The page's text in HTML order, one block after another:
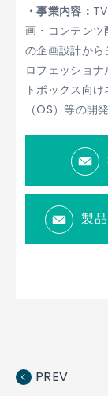
・事業内容：
画・コンテン
の企画設計か
ロフェッショ
トボックス向
（OS）等の開
製
PREV